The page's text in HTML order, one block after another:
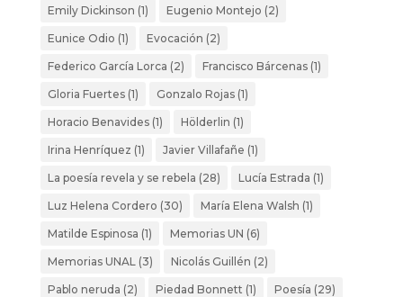
Emily Dickinson (1) Eugenio Montejo (2)
Eunice Odio (1) Evocación (2)
Federico García Lorca (2) Francisco Bárcenas(1)
Gloria Fuertes(1) Gonzalo Rojas(1)
Horacio Benavides(1) Hölderlin (1)
Irina Henríquez (1) Javier Villafañe (1)
La poesía revela y se rebela (28) Lucía Estrada (1)
Luz Helena Cordero (30) María Elena Walsh (1)
Matilde Espinosa (1) Memorias UN (6)
Memorias UNAL (3) Nicolás Guillén (2)
Pablo neruda (2) Piedad Bonnett (1) Poesía (29)